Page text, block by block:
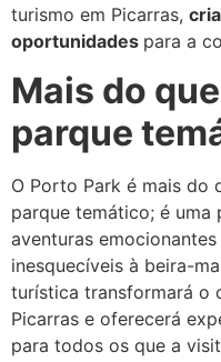
turismo em Picarras,
oportunidades para a
Mais do
parque
O Porto Park é mais do
parque temático; é uma
aventuras
inesquecíveis à beira-
turística transformará o
Picarras e oferecerá
para todos os que a